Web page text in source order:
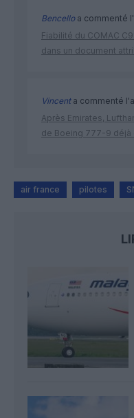
Bencelloa commenté
Fiabilité du COMAC
dans un document
Vincenta commenté
Après Emirates,
de Boeing 777-9 déjà
air france pilotes